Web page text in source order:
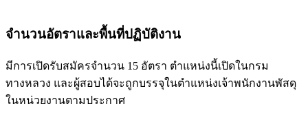
จำนวนอัตราและพื้นที่ปฏิบัติงาน
มีการเปิดรับสมัครจำนวน 15 อัตรา ตำแหน่งนี้เปิดในกรม
ทางหลวง และผู้สอบได้จะถูกบรรจุในตำแหน่งเจ้าพนักงานพัสดุ
ในหน่วยงานตามประกาศ